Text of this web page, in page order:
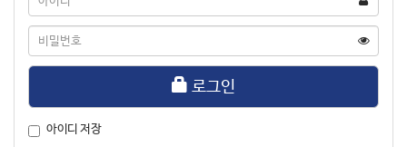
디
비
번
로그인
아이디 저장